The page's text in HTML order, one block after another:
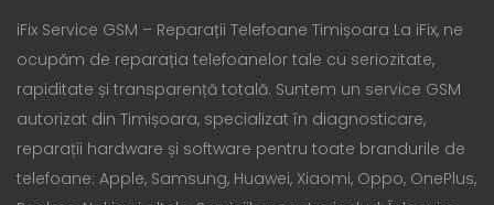
iFix Service GSM – Reparații Telefoane Timișoara La iFix, ne
ocupăm de reparația telefoanelor tale cu seriozitate,
rapiditate și transparență totală. Suntem un service GSM
autorizat din Timișoara, specializat în diagnosticare,
reparații hardware și software pentru toate brandurile de
telefoane: Apple, Samsung, Huawei, Xiaomi, Oppo, OnePlus,